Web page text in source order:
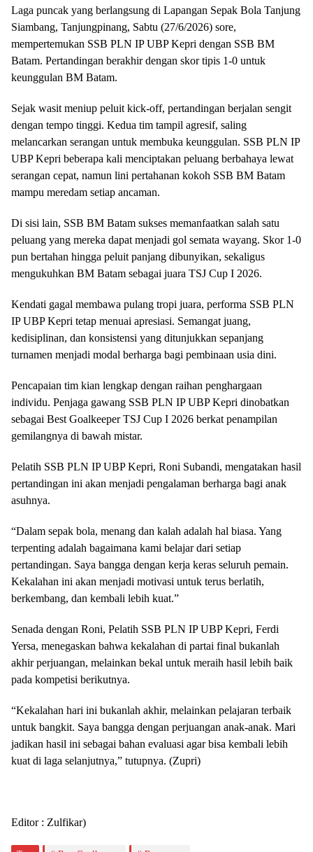
Laga puncak yang berlangsung di Lapangan Sepak Bola Tanjung
Siambang, Tanjungpinang, Sabtu (27/6/2026) sore,
mempertemukan SSB PLN IP UBP Kepri dengan SSB BM
Batam. Pertandingan berakhir dengan skor tipis 1-0 untuk
keunggulan BM Batam.
Sejak wasit meniup peluit kick-off, pertandingan berjalan sengit
dengan tempo tinggi. Kedua tim tampil agresif, saling
melancarkan serangan untuk membuka keunggulan. SSB PLN IP
UBP Kepri beberapa kali menciptakan peluang berbahaya lewat
serangan cepat, namun lini pertahanan kokoh SSB BM Batam
mampu meredam setiap ancaman.
Di sisi lain, SSB BM Batam sukses memanfaatkan salah satu
peluang yang mereka dapat menjadi gol semata wayang. Skor 1-0
pun bertahan hingga peluit panjang dibunyikan, sekaligus
mengukuhkan BM Batam sebagai juara TSJ Cup I 2026.
Kendati gagal membawa pulang tropi juara, performa SSB PLN
IP UBP Kepri tetap menuai apresiasi. Semangat juang,
kedisiplinan, dan konsistensi yang ditunjukkan sepanjang
turnamen menjadi modal berharga bagi pembinaan usia dini.
Pencapaian tim kian lengkap dengan raihan penghargaan
individu. Penjaga gawang SSB PLN IP UBP Kepri dinobatkan
sebagai Best Goalkeeper TSJ Cup I 2026 berkat penampilan
gemilangnya di bawah mistar.
Pelatih SSB PLN IP UBP Kepri, Roni Subandi, mengatakan hasil
pertandingan ini akan menjadi pengalaman berharga bagi anak
asuhnya.
“Dalam sepak bola, menang dan kalah adalah hal biasa. Yang
terpenting adalah bagaimana kami belajar dari setiap
pertandingan. Saya bangga dengan kerja keras seluruh pemain.
Kekalahan ini akan menjadi motivasi untuk terus berlatih,
berkembang, dan kembali lebih kuat.”
Senada dengan Roni, Pelatih SSB PLN IP UBP Kepri, Ferdi
Yersa, menegaskan bahwa kekalahan di partai final bukanlah
akhir perjuangan, melainkan bekal untuk meraih hasil lebih baik
pada kompetisi berikutnya.
“Kekalahan hari ini bukanlah akhir, melainkan pelajaran terbaik
untuk bangkit. Saya bangga dengan perjuangan anak-anak. Mari
jadikan hasil ini sebagai bahan evaluasi agar bisa kembali lebih
kuat di laga selanjutnya,” tutupnya. (Zupri)
Editor : Zulfikar)